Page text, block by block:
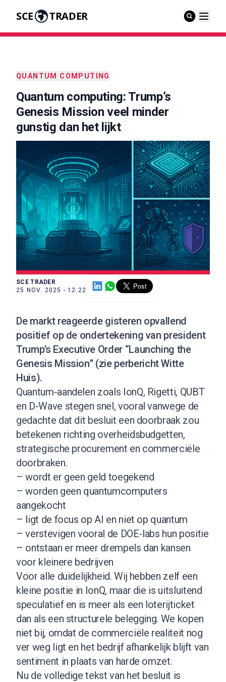
SCE TRADER
QUANTUM COMPUTING
Quantum computing: Trump’s
Genesis Mission veel minder
gunstig dan het lijkt
SCE TRADER
25 NOV. 2025 - 12:22
De markt reageerde gisteren opvallend
positief op de ondertekening van president
Trump’s Executive Order “Launching the
Genesis Mission” (zie perbericht Witte
Huis).
Quantum-aandelen zoals IonQ, Rigetti, QUBT
en D-Wave stegen snel, vooral vanwege de
gedachte dat dit besluit een doorbraak zou
betekenen richting overheidsbudgetten,
strategische procurement en commerciële
doorbraken.
– wordt er geen geld toegekend
– worden geen quantumcomputers
aangekocht
– ligt de focus op AI en niet op quantum
– verstevigen vooral de DOE-labs hun positie
– ontstaan er meer drempels dan kansen
voor kleinere bedrijven
Voor alle duidelijkheid. Wij hebben zelf een
kleine positie in IonQ, maar die is uitsluitend
speculatief en is meer als een loterijticket
dan als een structurele belegging. We kopen
niet bij, omdat de commerciële realiteit nog
ver weg ligt en het bedrijf afhankelijk blijft van
sentiment in plaats van harde omzet.
Nu de volledige tekst van het besluit is